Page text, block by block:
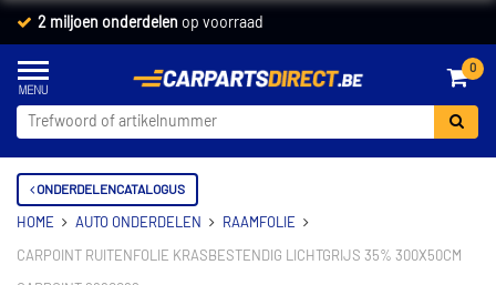
2 miljoen onderdelen op voorraad
0
ONDERDELENCATALOGUS
HOME AUTO ONDERDELEN RAAMFOLIE
CARPOINT RUITENFOLIE KRASBESTENDIG LICHTGRIJS 35% 300X50CM